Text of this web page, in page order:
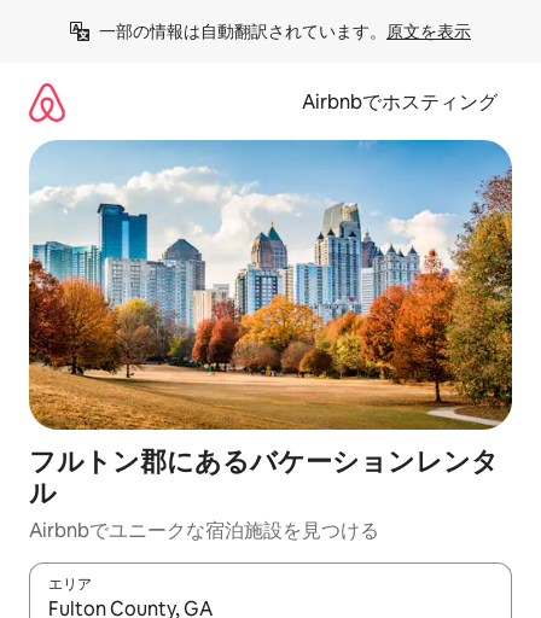
一部の情報は自動翻訳されています。 原文を表示
Airbnbでホスティング
フルトン郡にあるバケーションレンタ
ル
Airbnbでユニークな宿泊施設を見つける
エリア
検索結果が表示されたら、上下の矢印キーを使って移動するか